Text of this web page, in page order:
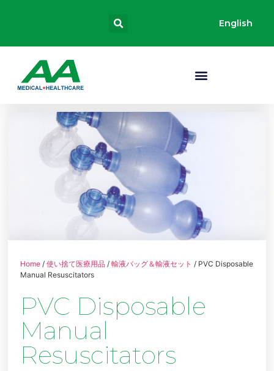
English
Home /使い捨て医療用品 /輸液バッグ＆輸液セット / PVC Disposable
Manual Resuscitators
PVC Disposable
Manual
Resuscitators